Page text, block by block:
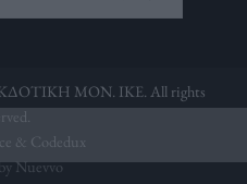
ΜΟΝ. ΙΚΕ. All rights
& Codedux
Nuevvo